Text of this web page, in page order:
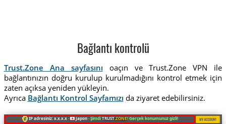
Bağlantı kontrolü
Trust.Zone Ana sayfasını oaçın ve Trust.Zone VPN ile
bağlantınızın doğru kurulup kurulmadığını kontrol etmek için
zaten açıksa yeniden yükleyin.
Ayrıca Bağlantı Kontrol Sayfamızı da ziyaret edebilirsiniz.
IP adresiniz: x.x.x.x · Japon ·ŞimdiTRUST.ZONE! Gerçek konumunuz gizli!